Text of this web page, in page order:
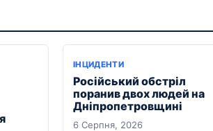
ІНЦИДЕНТИ
Російський обстріл
поранив двох людей на
Дніпропетровщині
6 Серпня, 2026